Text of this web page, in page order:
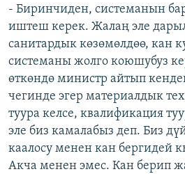
- Биринчиден, системанын
иштеш керек. Жалаң эле
санитардык көзөмөлдөө, кан
системаны жолго коюшубуз
өткөндө министр айтып
чегинде эгер материалдык
туура келсе, квалификация
эле биз камалабыз деп. Биз
каалосу менен кан бергидей
Акча менен эмес. Кан берип